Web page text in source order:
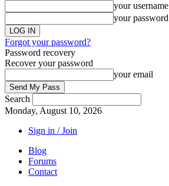
your username
your password
Forgot your password?
Password recovery
Recover your password
your email
Search
Monday, August 10, 2026
Sign in / Join
Blog
Forums
Contact